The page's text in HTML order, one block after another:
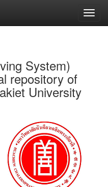
System)
repository of
University